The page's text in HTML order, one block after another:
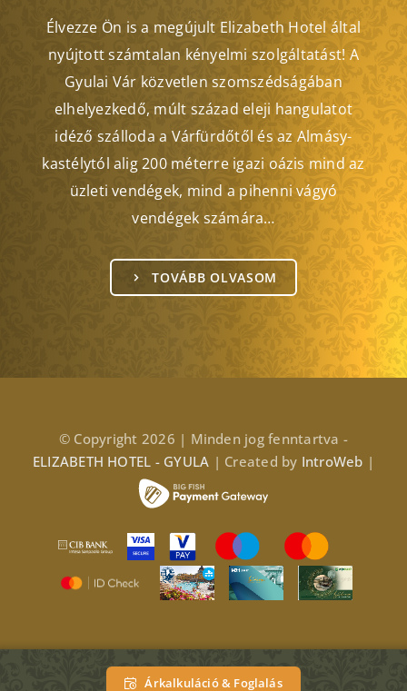
Élvezze Ön is a megújult Elizabeth Hotel által
nyújtott számtalan kényelmi szolgáltatást! A
Gyulai Vár közvetlen szomszédságában
elhelyezkedő, múlt század eleji hangulatot
idéző szálloda a Várfürdőtől és az Almásy-
kastélytól alig 200 méterre igazi oázis mind az
üzleti vendégek, mind a pihenni vágyó
vendégek számára…
TOVÁBB OLVASOM
© Copyright 2026 | Minden jog fenntartva -
ELIZABETH HOTEL - GYULA | Created by IntroWeb |
Árkalkuláció & Foglalás